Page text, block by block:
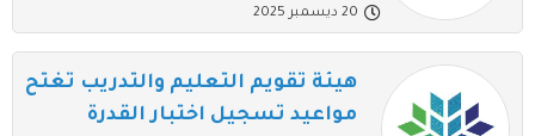
20 ديسمبر 2025
هيئة تقويم التعليم والتدريب تغتح
مواعيد تسجيل اختبار القدرة